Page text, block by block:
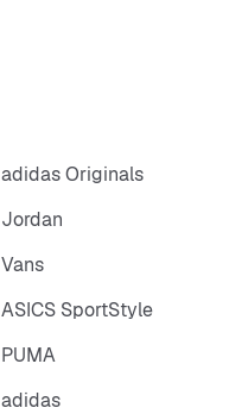
adidas Originals
Jordan
Vans
ASICS SportStyle
PUMA
adidas